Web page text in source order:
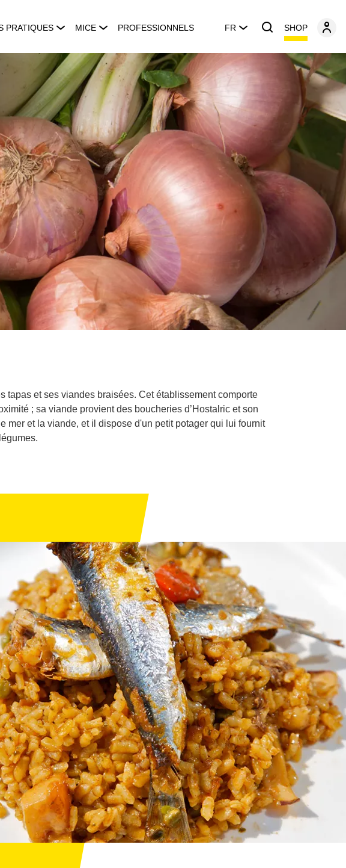
PRATIQUES MICE PROFESSIONNELS FR SHOP
tapas et ses viandes braisées. Cet établissement comporte
; sa viande provient des boucheries d’Hostalric et son
mer et la viande, et il dispose d'un petit potager qui lui fournit